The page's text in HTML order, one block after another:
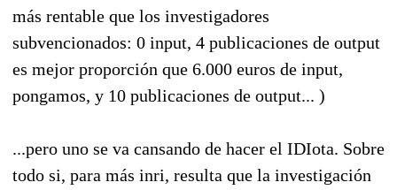
más rentable que los investigadores
subvencionados: 0 input, 4 publicaciones de output
es mejor proporción que 6.000 euros de input,
pongamos, y 10 publicaciones de output... )
...pero uno se va cansando de hacer el IDIota. Sobre
todo si, para más inri, resulta que la investigación